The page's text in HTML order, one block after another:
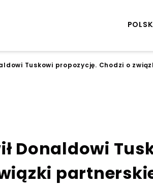
Tuskowi propozycję. Chodzi o
Donaldowi